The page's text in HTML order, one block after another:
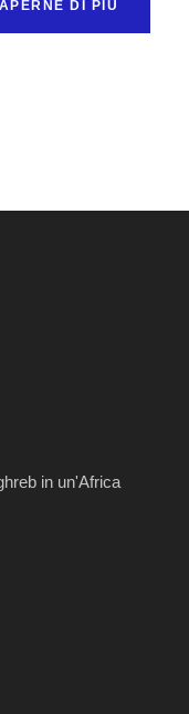
DI PIÙ
in un'Africa